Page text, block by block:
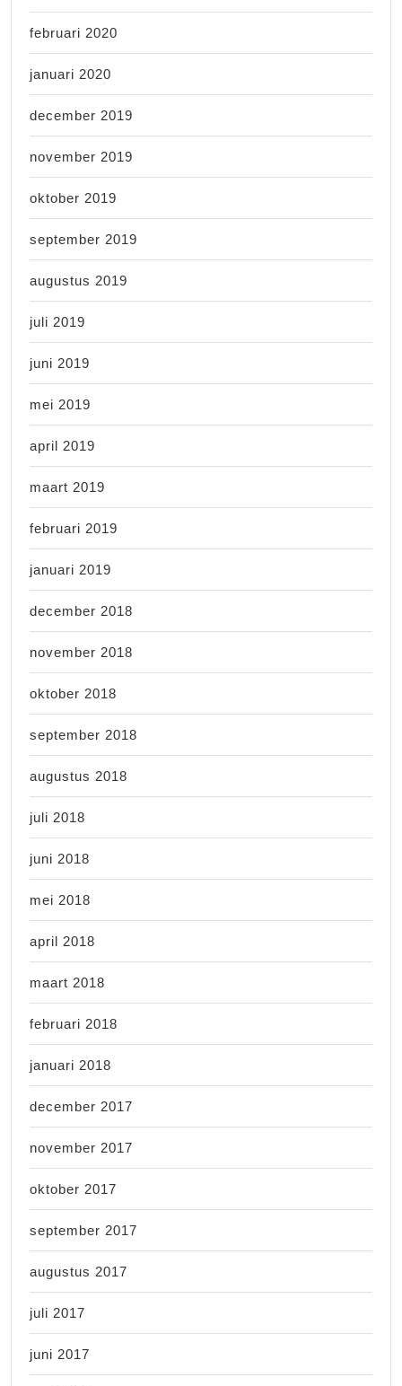
februari 2020
januari 2020
december 2019
november 2019
oktober 2019
september 2019
augustus 2019
juli 2019
juni 2019
mei 2019
april 2019
maart 2019
februari 2019
januari 2019
december 2018
november 2018
oktober 2018
september 2018
augustus 2018
juli 2018
juni 2018
mei 2018
april 2018
maart 2018
februari 2018
januari 2018
december 2017
november 2017
oktober 2017
september 2017
augustus 2017
juli 2017
juni 2017